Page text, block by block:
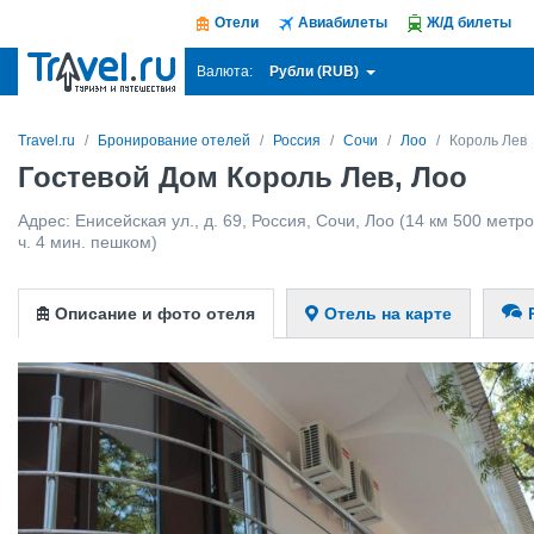
Отели Авиабилеты Ж/Д билеты
Валюта: Рубли (RUB)
Travel.ru Бронирование отелей Россия Сочи Лоо Король Лев
Гостевой Дом Король Лев, Лоо
Адрес: Енисейская ул., д. 69 Россия Сочи Лоо (14 км 500
ч. 4 мин. пешком)
Описание и фото отеля Отель на карте